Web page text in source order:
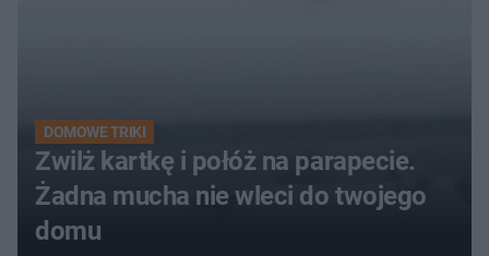
DOMOWE TRIKI
Zwilż kartkę i połóż na parapecie.
Żadna mucha nie wleci do twojego
domu